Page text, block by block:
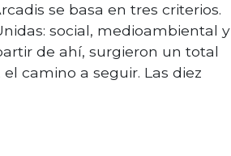
se basa en tres criterios.
social, medioambiental y
de ahí, surgieron un total
camino a seguir. Las diez